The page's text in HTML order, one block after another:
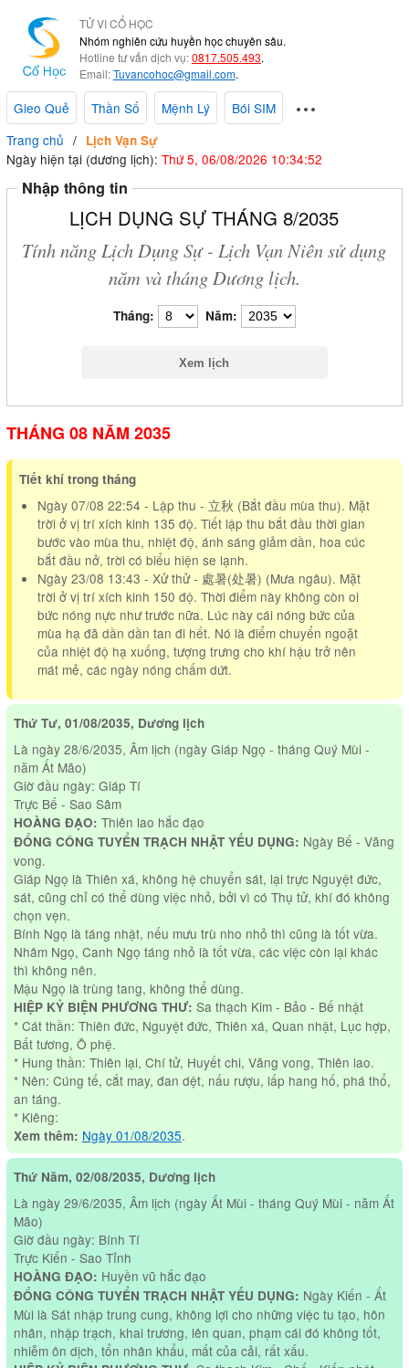
TỬ VI CỔ HỌC
Nhóm nghiên cứu huyền học chuyên sâu.
Hotline tư vấn dịch vụ:0817.505.493.
Email:Tuvancohoc@gmail.com.
Gieo Quẻ Thần Số Mệnh Lý
Bói SIM
Trang chủ
Lịch Vạn Sự
Ngày hiện tại (dương lịch): Thứ 5, 06/08/2026 10:34:53
Nhập thông tin
LỊCH DỤNG SỰ THÁNG 8/2035
Tính năng Lịch Dụng Sự - Lịch Vạn Niên sử dụng
năm và tháng Dương lịch.
Tháng: Năm:
THÁNG 08 NĂM 2035
Tiết khí trong tháng
Ngày 07/08 22:54 - Lập thu - 立秋 (Bắt đầu mùa thu). Mặt
trời ở vị trí xích kinh 135 độ. Tiết lập thu bắt đầu thời gian
bước vào mùa thu, nhiệt độ, ánh sáng giảm dần, hoa cúc
bắt đầu nở, trời có biểu hiện se lạnh.
Ngày 23/08 13:43 - Xử thử - 處暑(处暑) (Mưa ngâu). Mặt
trời ở vị trí xích kinh 150 độ. Thời điểm này không còn oi
bức nóng nực như trước nữa. Lúc này cái nóng bức của
mùa hạ đã dần dần tan đi hết. Nó là điểm chuyển ngoặt
của nhiệt độ hạ xuống, tượng trưng cho khí hậu trở nên
mát mẻ, các ngày nóng chấm dứt.
Thứ Tư, 01/08/2035, Dương lịch
Là ngày 28/6/2035, Âm lịch (ngày Giáp Ngọ - tháng Quý Mùi -
năm Ất Mão)
Giờ đầu ngày: Giáp Tí
Trực Bế - Sao Sâm
HOÀNG ĐẠO: Thiên lao hắc đạo
ĐỔNG CÔNG TUYỂN TRẠCH NHẬT YẾU DỤNG: Ngày Bế - Vãng
vong.
Giáp Ngọ là Thiên xá, không hệ chuyển sát, lại trực Nguyệt đức,
sát, cũng chỉ có thể dùng việc nhỏ, bởi vì có Thụ tử, khí đó không
chọn vẹn.
Bính Ngọ là táng nhật, nếu mưu trù nho nhỏ thì cũng là tốt vừa.
Nhâm Ngọ, Canh Ngọ táng nhỏ là tốt vừa, các việc còn lại khác
thì không nên.
Mậu Ngọ là trùng tang, không thể dùng.
HIỆP KỶ BIỆN PHƯƠNG THƯ: Sa thạch Kim - Bảo - Bế nhật
* Cát thần: Thiên đức, Nguyệt đức, Thiên xá, Quan nhật, Lục hợp,
Bất tương, Ô phệ.
* Hung thần: Thiên lại, Chí tử, Huyết chi, Vãng vong, Thiên lao.
* Nên: Cúng tế, cắt may, đan dệt, nấu rượu, lấp hang hố, phá thổ,
an táng.
* Kiêng:
Xem thêm: Ngày 01/08/2035.
Thứ Năm, 02/08/2035, Dương lịch
Là ngày 29/6/2035, Âm lịch (ngày Ất Mùi - tháng Quý Mùi - năm Ất
Mão)
Giờ đầu ngày: Bính Tí
Trực Kiến - Sao Tỉnh
HOÀNG ĐẠO: Huyền vũ hắc đạo
ĐỔNG CÔNG TUYỂN TRẠCH NHẬT YẾU DỤNG: Ngày Kiến - Ất
Mùi là Sát nhập trung cung, không lợi cho những việc tu tạo, hôn
nhân, nhập trạch, khai trương, lên quan, phạm cái đó không tốt,
nhiễm ôn dịch, tổn nhân khẩu, mất của cải, rất xấu.